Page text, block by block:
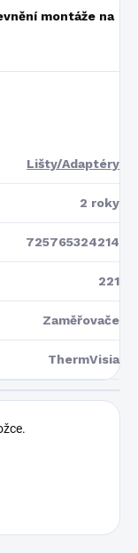
montáže na
Lišty/Adaptéry
2 roky
725765324214
221
Zaměřovače
ThermVisia